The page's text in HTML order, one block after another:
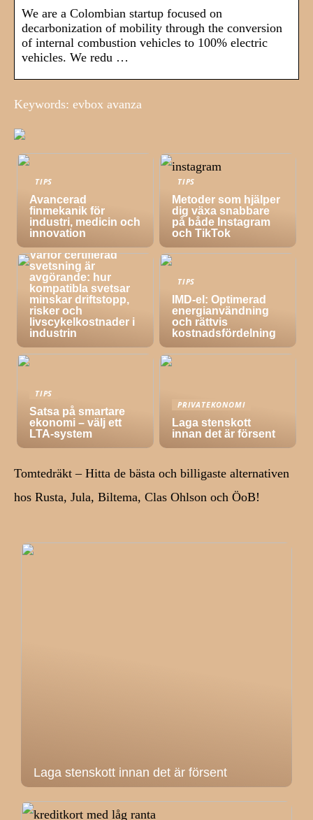
We are a Colombian startup focused on
decarbonization of mobility through the conversion
of internal combustion vehicles to 100% electric
vehicles. We redu …
Keywords: evbox avanza
TIPS
Avancerad
finmekanik för
industri, medicin och
innovation
TIPS
Metoder som hjälper
dig växa snabbare
på både Instagram
och TikTok
TIPS
Varför certifierad
svetsning är
avgörande: hur
kompatibla svetsar
minskar driftstopp,
risker och
livscykelkostnader i
industrin
TIPS
IMD-el: Optimerad
energianvändning
och rättvis
kostnadsfördelning
TIPS
Satsa på smartare
ekonomi – välj ett
LTA-system
PRIVATEKONOMI
Laga stenskott
innan det är försent
Tomtedräkt – Hitta de bästa och billigaste alternativen
hos Rusta, Jula, Biltema, Clas Ohlson och ÖoB!
Laga stenskott innan det är försent